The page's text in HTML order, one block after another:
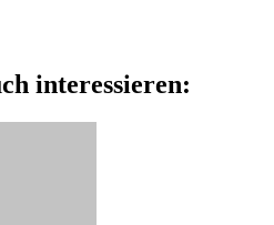
interessieren: